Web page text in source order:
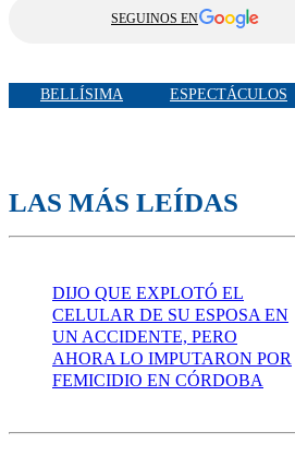
SEGUINOS EN
BELLÍSIMA ESPECTÁCULOS
LAS MÁS LEÍDAS
DIJO QUE EXPLOTÓ EL
CELULAR DE SU ESPOSA EN
UN ACCIDENTE, PERO
AHORA LO IMPUTARON POR
FEMICIDIO EN CÓRDOBA